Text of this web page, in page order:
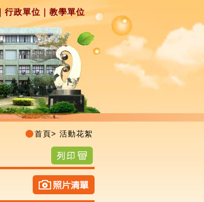
｜行政單位 教學單位
首頁> 活動花絮